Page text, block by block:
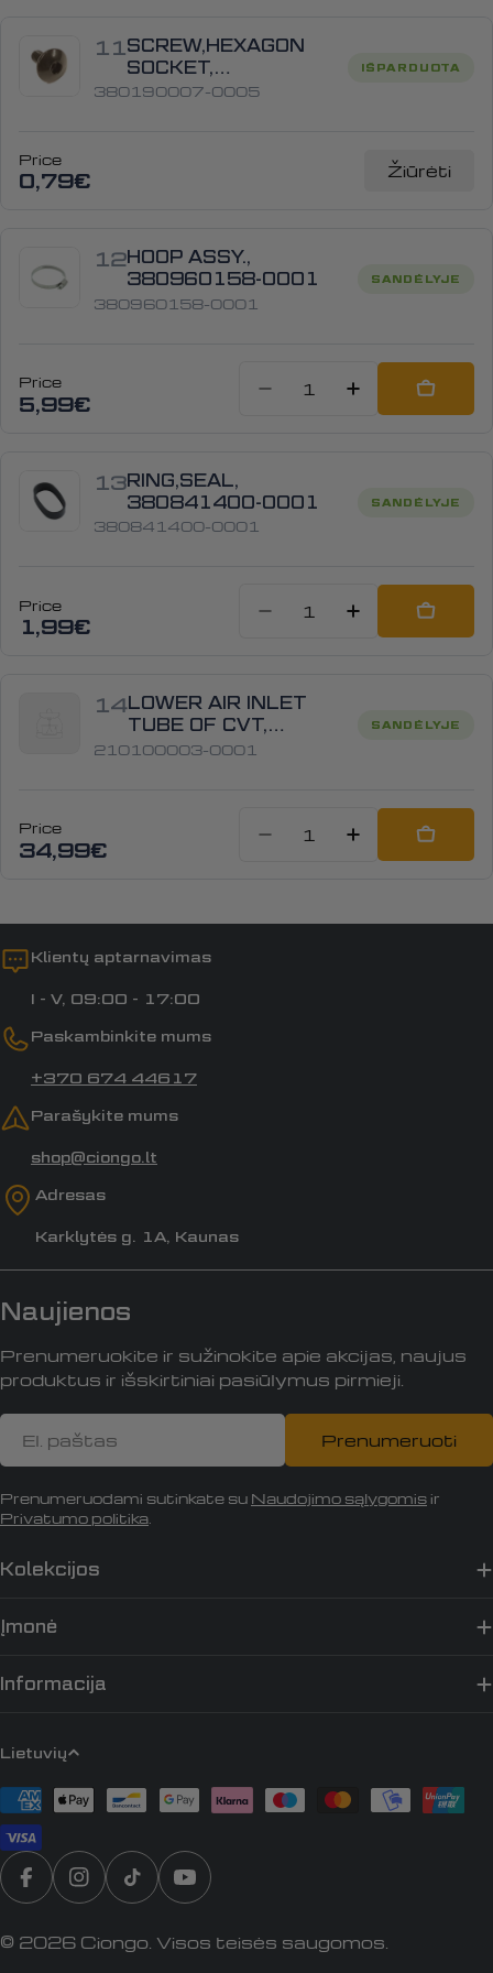
11 SCREW,HEXAGON
SOCKET,
380190007-0005
380190007-0005
IŠPARDUOTA
Price
0,79€ Žiūrėti
12HOOP ASSY.,
380960158-0001
380960158-0001
SANDĖLYJE
Price
5,99€ Sumažinti kiekį:
Padidinti
Add
13RING,SEAL,
380841400-0001
380841400-0001
SANDĖLYJE
Price
1,99€ Sumažinti kiekį:
Padidinti
Add
14LOWER AIR INLET
TUBE OF CVT,
210100003-0001
210100003-0001
SANDĖLYJE
Price
34,99€ Sumažinti kiekį:
Padidinti
Add
Klientų aptarnavimas
I - V, 09:00 - 17:00
Paskambinkite mums
+370 674 44617
Parašykite mums
shop@ciongo.lt
Adresas
Karklytės g. 1A, Kaunas
Kolekcijos
Įmonė
Informacija
Naujienos
Prenumeruokite ir sužinokite apie akcijas, naujus
produktus ir išskirtiniai pasiūlymus pirmieji.
El.
paštas
Prenumeruoti
Prenumeruodami sutinkate su Naudojimo sąlygomis ir
Privatumo politika
K
a
l
b
a
Lietuvių
Apmokėjimo
būdai
Translation missing:
„Instagram“
„TikTok“„YouTube“
© 2026 Ciongo. Visos teisės saugomos.